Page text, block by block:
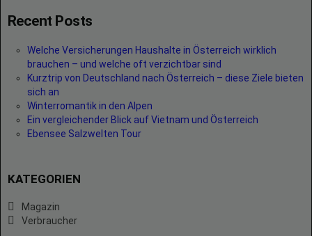
Recent Posts
Welche Versicherungen Haushalte in Österreich wirklich
brauchen – und welche oft verzichtbar sind
Kurztrip von Deutschland nach Österreich – diese Ziele bieten
sich an
Winterromantik in den Alpen
Ein vergleichender Blick auf Vietnam und Österreich
Ebensee Salzwelten Tour
KATEGORIEN
Magazin
Verbraucher